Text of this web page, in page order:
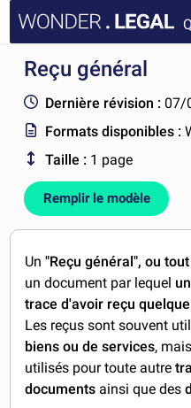
ACCUEIL
DOCUMENTS
FAQ
MON COMPTE
Reçu général
Dernière révision : 07/
Formats disponibles :
Taille : 1 page
Remplir le modèle
Un"Reçu général", ou
un document par lequel
trace d'avoir reçu
Les reçus sont souvent
biens ou de services,
utilisés pour toute autre
documents ainsi que des